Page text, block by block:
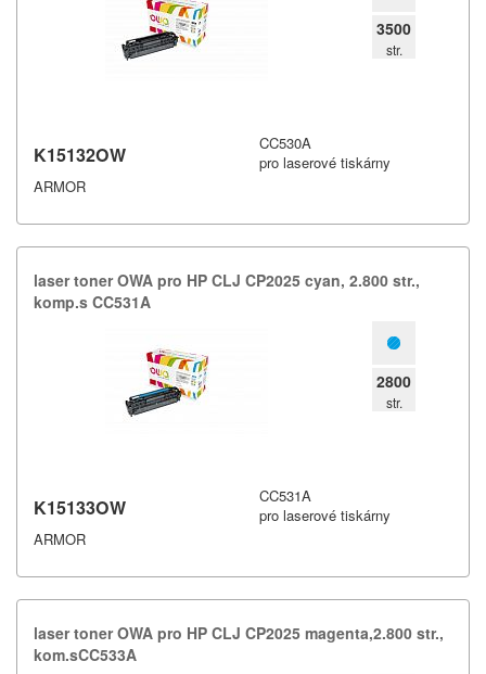
3500
str.
K15132OW
ARMOR
CC530A
pro laserové tiskárny
laser toner OWA pro HP CLJ CP2025 cyan,​ 2.​800 str.​,​
komp.​s CC531A
2800
str.
K15133OW
ARMOR
CC531A
pro laserové tiskárny
laser toner OWA pro HP CLJ CP2025 magenta,​2.​800 str.​,​
kom.​sCC533A